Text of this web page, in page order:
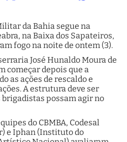
da Bahia segue na
na Baixa dos Sapateiros,
fogo na noite de ontem (3).
José Hunaldo Moura de
começar depois que a
as ações de rescaldo e
A estrutura deve ser
possam agir no
do CBMBA, Codesal
e Iphan (Instituto do